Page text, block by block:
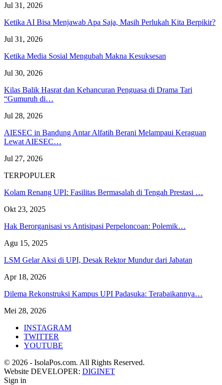
Jul 31, 2026
Ketika AI Bisa Menjawab Apa Saja, Masih Perlukah Kita Berpikir?
Jul 31, 2026
Ketika Media Sosial Mengubah Makna Kesuksesan
Jul 30, 2026
Kilas Balik Hasrat dan Kehancuran Penguasa di Drama Tari
“Gumuruh di…
Jul 28, 2026
AIESEC in Bandung Antar Alfatih Berani Melampaui Keraguan
Lewat AIESEC…
Jul 27, 2026
TERPOPULER
Kolam Renang UPI: Fasilitas Bermasalah di Tengah Prestasi …
Okt 23, 2025
Hak Berorganisasi vs Antisipasi Perpeloncoan: Polemik…
Agu 15, 2025
LSM Gelar Aksi di UPI, Desak Rektor Mundur dari Jabatan
Apr 18, 2026
Dilema Rekonstruksi Kampus UPI Padasuka: Terabaikannya…
Mei 28, 2026
INSTAGRAM
TWITTER
YOUTUBE
© 2026 - IsolaPos.com. All Rights Reserved.
Website DEVELOPER: DIGINET
Sign in